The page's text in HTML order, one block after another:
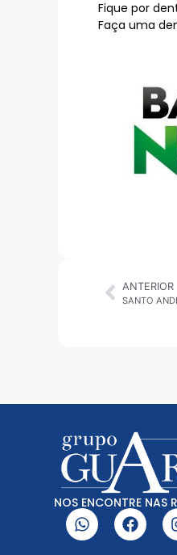
Fique por
Faça uma
ANTERIOR
SANTO
NOS ENCONTRE NAS